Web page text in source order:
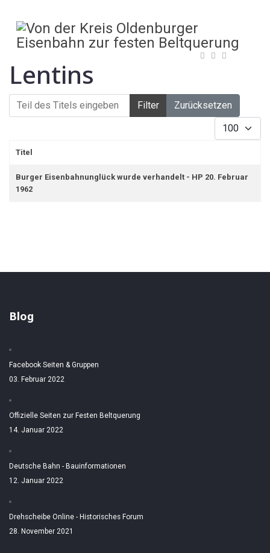
Lentins
Teil des Titels eingeben
Filter Zurücksetzen
Anzeige #
Titel
Burger Eisenbahnunglück wurde verhandelt - HP 20. Februar
1962
Blog
Facebook Seiten & Gruppen
03. Februar 2022
Offizielle Seiten zur Festen Beltquerung
14. Januar 2022
Deutsche Bahn - Bauinformationen
12. Januar 2022
Drehscheibe Online - Historisches Forum
28. November 2021